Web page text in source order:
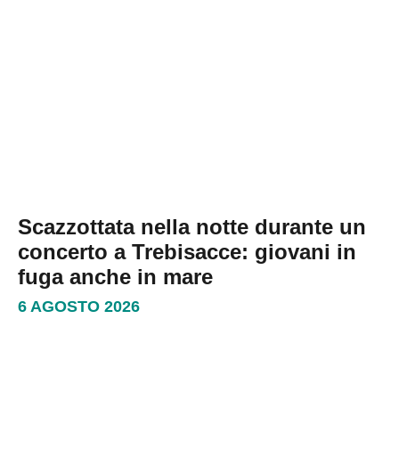
Scazzottata nella notte durante un
concerto a Trebisacce: giovani in
fuga anche in mare
6 AGOSTO 2026